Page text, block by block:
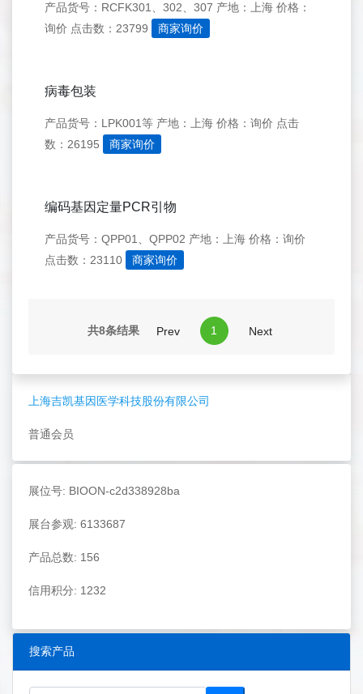
上海吉凯基因医学科技股份有限公司
普通会员
展位号: BIOON-c2d338928ba
展台参观: 6133687
产品总数: 156
信用积分: 1232
搜索产品
产品货号：RCFK301、302、307 产地：上海 价格：
询价 点击数：23799 商家询价
病毒包装
产品货号：LPK001等 产地：上海 价格：询价 点击
数：26195
商家询价
编码基因定量PCR引物
产品货号：QPP01、QPP02 产地：上海 价格：询价
点击数：23110
商家询价
共8条结果 Prev 1 Next